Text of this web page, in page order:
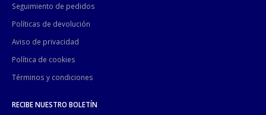
Seguimiento de pedidos
Políticas de devolución
Aviso de privacidad
Política de cookies
Términos y condiciones
RECIBE NUESTRO BOLETÍN